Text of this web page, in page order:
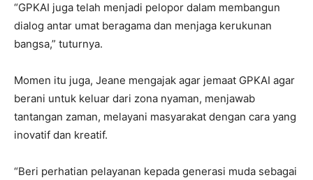
“GPKAI juga telah menjadi pelopor dalam membangun
dialog antar umat beragama dan menjaga kerukunan
bangsa,” tuturnya.
Momen itu juga, Jeane mengajak agar jemaat GPKAI agar
berani untuk keluar dari zona nyaman, menjawab
tantangan zaman, melayani masyarakat dengan cara yang
inovatif dan kreatif.
“Beri perhatian pelayanan kepada generasi muda sebagai